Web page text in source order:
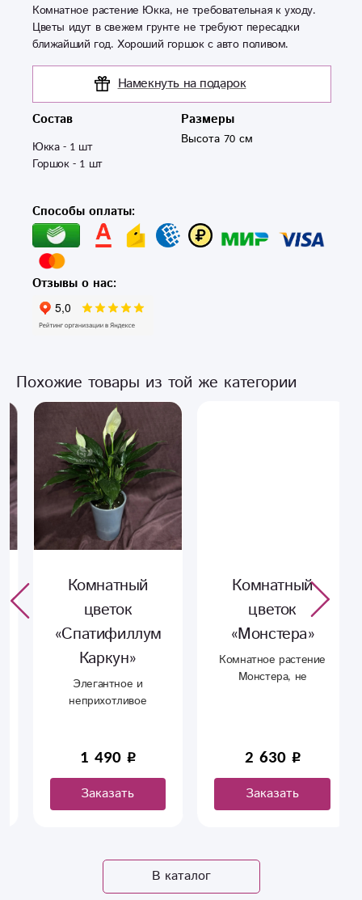
Комнатное растение Юкка, не требовательная к уходу.
Цветы идут в свежем грунте не требуют пересадки
ближайший год. Хороший горшок с авто поливом.
Намекнуть на подарок
Состав
Юкка - 1 шт
Горшок - 1 шт
Размеры
Высота 70 см
Способы оплаты:
Отзывы о нас:
Похожие товары из той же категории
Комнатный
цветок
«Спатифиллум
Каркун»
Элегантное и
неприхотливое
декоративными
от 35 до 60 см.
1 490
Заказать
Комнатный
цветок
«Монстера»
Комнатное растение
Монстера, не
ближайший год.
Хороший горшок с
авто поливом.
2 630
Заказать
В каталог